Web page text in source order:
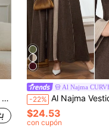
Al Najma
-22% Al Najma Vestido árabe con cuello en V
$24.53
con cupón